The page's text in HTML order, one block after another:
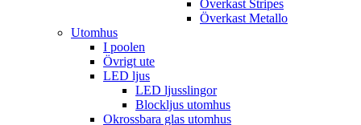
Överkast Stripes
Överkast Metallo
Utomhus
I poolen
Övrigt ute
LED ljus
LED ljusslingor
Blockljus utomhus
Okrossbara glas utomhus